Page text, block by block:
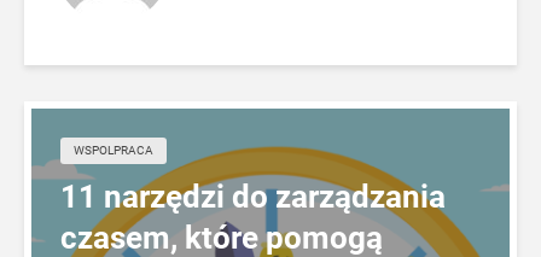
WSPOLPRACA
11 narzędzi do zarządzania
czasem, które pomogą